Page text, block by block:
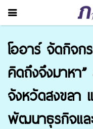
โออาร์ จัดกิจก
คิดถึงจึงมาหา
จังหวัดสงขลา
พัฒนาธุรกิจแ